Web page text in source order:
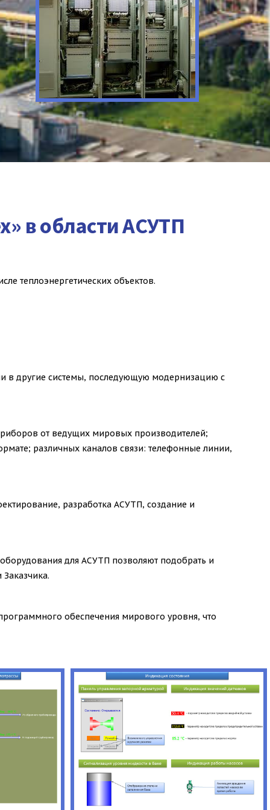
в области АСУТП
теплоэнергетических объектов.
в другие системы, последующую модернизацию с
от ведущих мировых производителей;
различных каналов связи: телефонные линии,
разработка АСУТП, создание и
для АСУТП позволяют подобрать и
обеспечения мирового уровня, что